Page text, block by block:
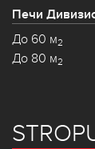
Печи
До 60 м2
До 80 м2